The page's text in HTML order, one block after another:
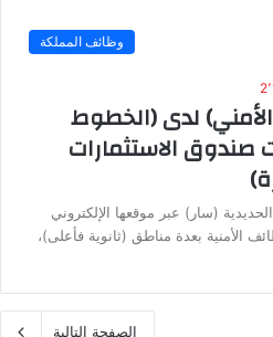
وظائف المملكة
لدى (الخطوط
صندوق الاستثمارات
(سار) عبر موقعها الإلكتروني
الأمنية بعدة مناطق (ثانوية فأعلى)،
الصفحة التالية